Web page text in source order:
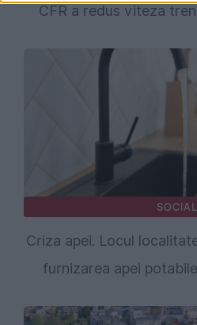
CFR a redus viteza
SOCIAL
Criza apei. Locul
furnizarea apei